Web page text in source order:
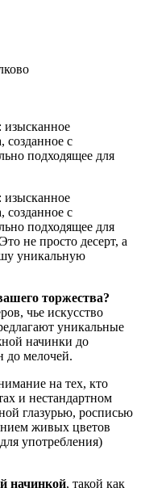
изысканное
созданное с
подходящее для
изысканное
созданное с
подходящее для
не просто десерт, а
уникальную
торжества?
чье искусство
уникальные
начинки до
до мелочей.
на тех, кто
и нестандартном
глазурью, росписью
живых цветов
употребления)
начинкой, такой как